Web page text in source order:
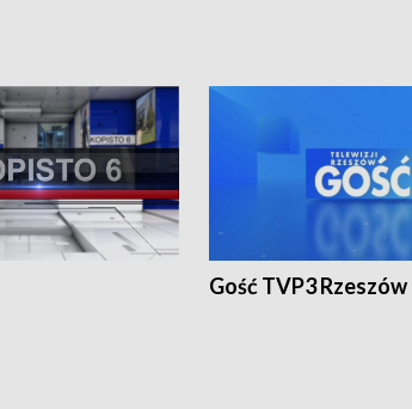
Gość TVP3 Rzeszów